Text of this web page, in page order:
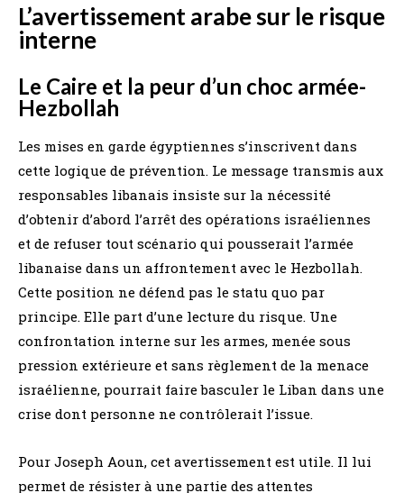
L’avertissement arabe sur le risque
interne
Le Caire et la peur d’un choc armée-
Hezbollah
Les mises en garde égyptiennes s’inscrivent dans
cette logique de prévention. Le message transmis aux
responsables libanais insiste sur la nécessité
d’obtenir d’abord l’arrêt des opérations israéliennes
et de refuser tout scénario qui pousserait l’armée
libanaise dans un affrontement avec le Hezbollah.
Cette position ne défend pas le statu quo par
principe. Elle part d’une lecture du risque. Une
confrontation interne sur les armes, menée sous
pression extérieure et sans règlement de la menace
israélienne, pourrait faire basculer le Liban dans une
crise dont personne ne contrôlerait l’issue.
Pour Joseph Aoun, cet avertissement est utile. Il lui
permet de résister à une partie des attentes